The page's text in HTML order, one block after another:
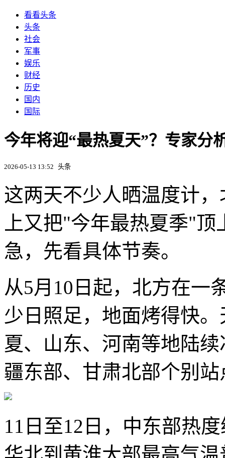
看看头条
头条
社会
军事
娱乐
财经
历史
国内
国际
今年将迎“最热夏天”？专家分
2026-05-13 13:52 头条
这两天不少人晒温度计
上又把"今年最热夏季"
急，先看具体节奏。
从5月10日起，北方在一
少日照足，地面烤得快
夏、山东、河南等地陆
疆东部、甘肃北部个别
11日至12日，中东部热